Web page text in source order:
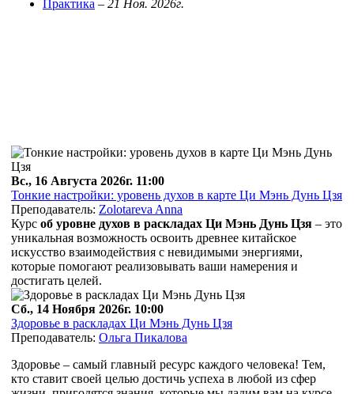
Практика – 21 Ноя. 2026г.
Вс., 16 Августа 2026г. 11:00
Тонкие настройки: уровень духов в карте Ци Мэнь Дунь Цзя
Преподаватель: Zolotareva Anna
Курс об уровне духов в раскладах Ци Мэнь Дунь Цзя – это
уникальная возможность освоить древнее китайское
искусство взаимодействия с невидимыми энергиями,
которые помогают реализовывать ваши намерения и
достигать целей.
Сб., 14 Ноября 2026г. 10:00
Здоровье в раскладах Ци Мэнь Дунь Цзя
Преподаватель: Ольга Пикалова
Здоровье – самый главный ресурс каждого человека! Тем,
кто ставит своей целью достичь успеха в любой из сфер